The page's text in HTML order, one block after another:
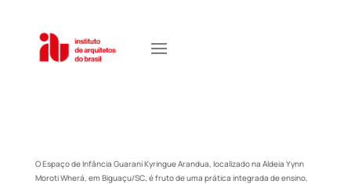
O Espaço de Infância Guarani Kyringue Arandua, localizado na Aldeia Yynn
Moroti Wherá, em Biguaçu/SC, é fruto de uma prática integrada de ensino,